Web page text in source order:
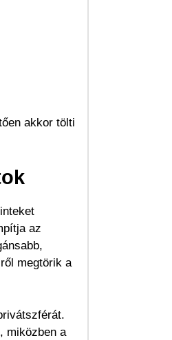
akkor tölti
az
megtörik a
miközben a